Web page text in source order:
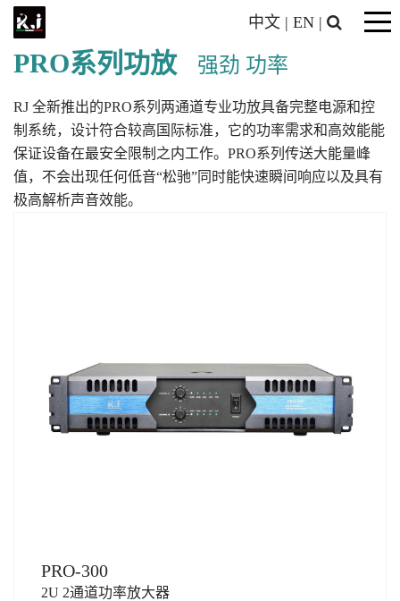
中文 | EN |
PRO系列功放 强劲 功率
RJ 全新推出的PRO系列两通道专业功放具备完整电源和控
制系统，设计符合较高国际标准，它的功率需求和高效能能
保证设备在最安全限制之内工作。PRO系列传送大能量峰
值，不会出现任何低音“松驰”同时能快速瞬间响应以及具有
极高解析声音效能。
PRO-300
2U 2通道功率放大器